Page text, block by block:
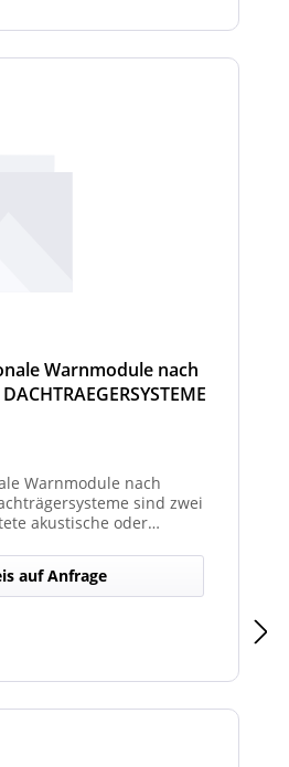
Warnmodule nach
Warnmodule nach
sind zwei
akustische oder
Richtung Heck gezielte
Sie verbessern die
von Warnhinweisen
Bereich und erhöhen
Rangier- oder
auf Anfrage